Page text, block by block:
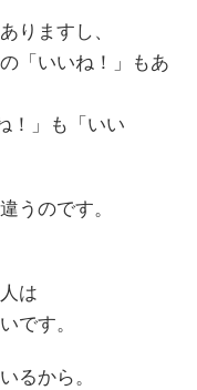
りますし、
「いいね！」もあ
！」も「いい
うのです。
は
です。
るから。